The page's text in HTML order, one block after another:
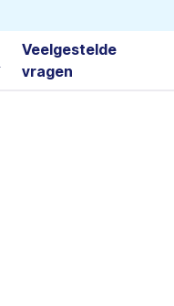
Veelgestelde
vragen